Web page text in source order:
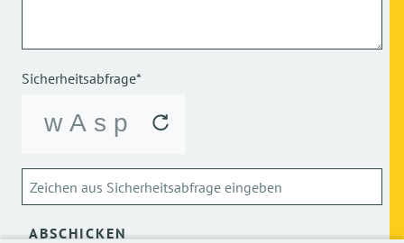
Sicherheitsabfrage*
ABSCHICKEN